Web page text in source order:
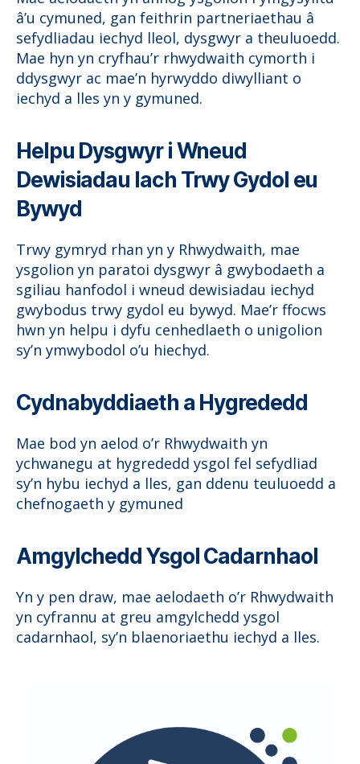
â’u cymuned, gan feithrin partneriaethau â
sefydliadau iechyd lleol, dysgwyr a theuluoedd.
Mae hyn yn cryfhau’r rhwydwaith cymorth i
ddysgwyr ac mae’n hyrwyddo diwylliant o
iechyd a lles yn y gymuned.
Helpu Dysgwyr i Wneud
Dewisiadau Iach Trwy Gydol eu
Bywyd
Trwy gymryd rhan yn y Rhwydwaith, mae
ysgolion yn paratoi dysgwyr â gwybodaeth a
sgiliau hanfodol i wneud dewisiadau iechyd
gwybodus trwy gydol eu bywyd. Mae’r ffocws
hwn yn helpu i dyfu cenhedlaeth o unigolion
sy’n ymwybodol o’u hiechyd.
Cydnabyddiaeth a Hygrededd
Mae bod yn aelod o’r Rhwydwaith yn
ychwanegu at hygrededd ysgol fel sefydliad
sy’n hybu iechyd a lles, gan ddenu teuluoedd a
chefnogaeth y gymuned
Amgylchedd Ysgol Cadarnhaol
Yn y pen draw, mae aelodaeth o’r Rhwydwaith
yn cyfrannu at greu amgylchedd ysgol
cadarnhaol, sy’n blaenoriaethu iechyd a lles.